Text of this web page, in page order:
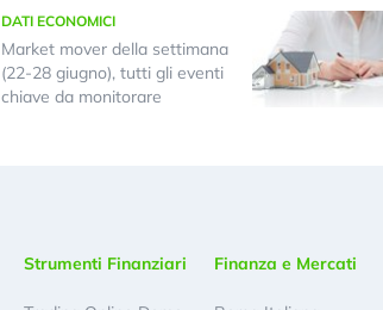
DATI ECONOMICI
Market mover della settimana
(22-28 giugno), tutti gli eventi
chiave da monitorare
Strumenti Finanziari Finanza e Mercati